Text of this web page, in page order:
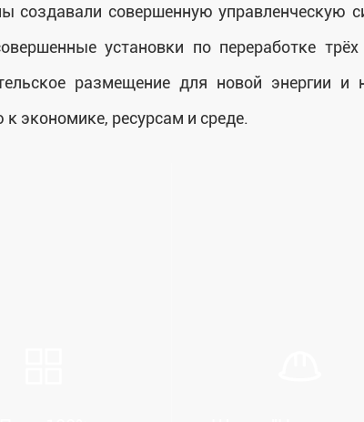
создавaли совершенную управленческую
установки по переработке
размещение для новой энергии
экономике, ресурсам и среде.